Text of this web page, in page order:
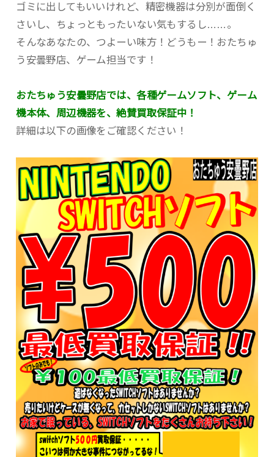
ゴミに出してもいいけれど、精密機器は分別が面倒く
さいし、ちょっともったいない気もするし……。
そんなあなたの、つよーい味方！どうもー！おたちゅ
う安曇野店、ゲーム担当です！
おたちゅう安曇野店では、各種ゲームソフト、ゲーム
機本体、周辺機器を、絶賛買取保証中！
詳細は以下の画像をご確認ください！